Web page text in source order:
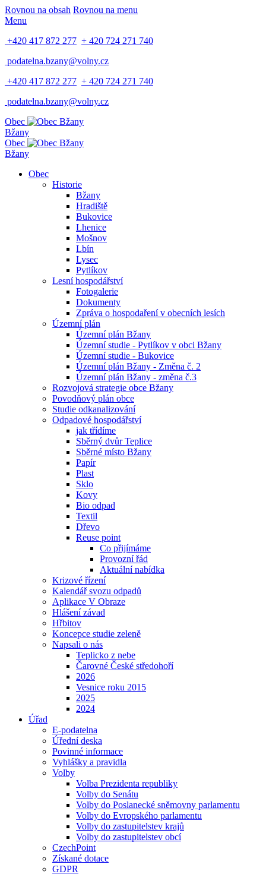
Rovnou na obsah Rovnou na menu
Menu
+420 417 872 277 + 420 724 271 740
podatelna.bzany@volny.cz
+420 417 872 277 + 420 724 271 740
podatelna.bzany@volny.cz
Obec
Bžany
Obec
Bžany
Obec
Historie
Bžany
Hradiště
Bukovice
Lhenice
Mošnov
Lbín
Lysec
Pytlíkov
Lesní hospodářství
Fotogalerie
Dokumenty
Zpráva o hospodaření v obecních lesích
Územní plán
Územní plán Bžany
Územní studie - Pytlíkov v obci Bžany
Územní studie - Bukovice
Územní plán Bžany - Změna č. 2
Územní plán Bžany - změna č.3
Rozvojová strategie obce Bžany
Povodňový plán obce
Studie odkanalizování
Odpadové hospodářství
jak třídíme
Sběrný dvůr Teplice
Sběrné místo Bžany
Papír
Plast
Sklo
Kovy
Bio odpad
Textil
Dřevo
Reuse point
Co přijímáme
Provozní řád
Aktuální nabídka
Krizové řízení
Kalendář svozu odpadů
Aplikace V Obraze
Hlášení závad
Hřbitov
Koncepce studie zeleně
Napsali o nás
Teplicko z nebe
Čarovné České středohoří
2026
Vesnice roku 2015
2025
2024
Úřad
E-podatelna
Úřední deska
Povinné informace
Vyhlášky a pravidla
Volby
Volba Prezidenta republiky
Volby do Senátu
Volby do Poslanecké sněmovny parlamentu
Volby do Evropského parlamentu
Volby do zastupitelstev krajů
Volby do zastupitelstev obcí
CzechPoint
Získané dotace
GDPR